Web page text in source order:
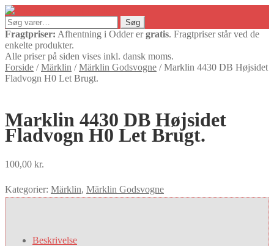
Søg
efter:
Søg
Fragtpriser: Afhentning i Odder ergratis. Fragtpriser står ved de
enkelte produkter.
Alle priser på siden vises inkl. dansk moms.
Forside /Märklin /Märklin Godsvogne /Marklin 4430 DB Højsidet
Fladvogn H0 Let Brugt.
Marklin 4430 DB Højsidet
Fladvogn H0 Let Brugt.
100,00 kr.
Kategorier: Märklin, Märklin Godsvogne
Beskrivelse